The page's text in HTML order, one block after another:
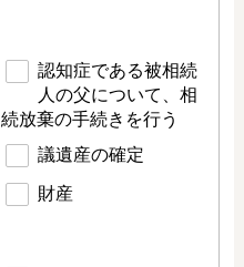
認知症である被相続
人の父について、相
続放棄の手続きを行う
議遺産の確定
財産